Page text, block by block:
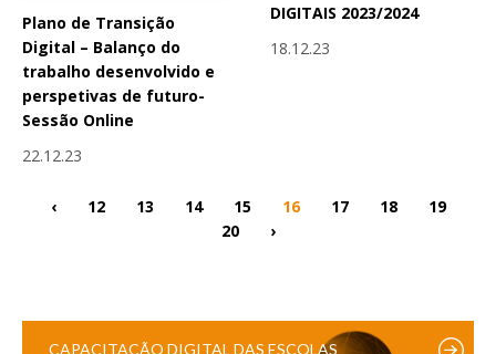
Plano de Transição
Digital – Balanço do
trabalho desenvolvido e
perspetivas de futuro-
Sessão Online
22.12.23
DIGITAIS 2023/2024
18.12.23
‹ 12 13 14 15 16 17 18
19
20
›
CAPACITAÇÃO DIGITAL DAS ESCOLAS